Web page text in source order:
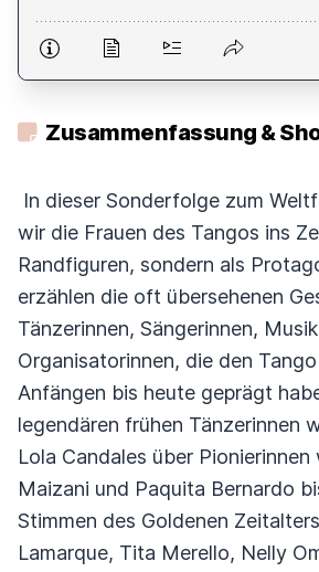
Zusammenfassung &
In dieser Sonderfolge zum
wir die Frauen des Tangos ins
Randfiguren, sondern als
erzählen die oft übersehenen
Tänzerinnen, Sängerinnen,
Organisatorinnen, die den
Anfängen bis heute geprägt
legendären frühen Tänzerinnen
Lola Candales über Pionierinnen
Maizani und Paquita Bernardo
Stimmen des Goldenen
Lamarque, Tita Merello, Nelly